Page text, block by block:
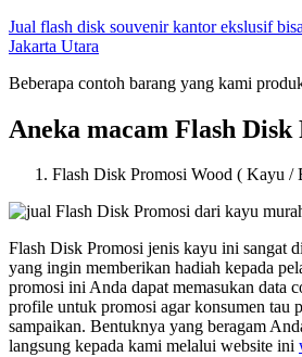
Jual flash disk souvenir kantor ekslusif
Jakarta Utara
Beberapa contoh barang yang kami
Aneka macam Flash Disk
Flash Disk Promosi Wood ( Kayu /
Flash Disk Promosi jenis kayu ini sangat
yang ingin memberikan hadiah kepada
promosi ini Anda dapat memasukan data
profile untuk promosi agar konsumen tau
sampaikan. Bentuknya yang beragam
langsung kepada kami melalui website ini